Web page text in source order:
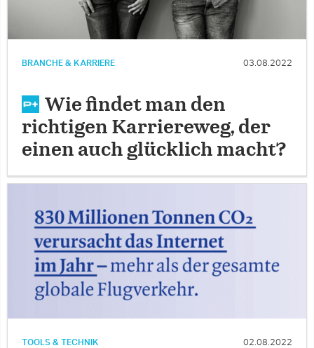
BRANCHE & KARRIERE 03.08.2022
Wie findet man den
richtigen Karriereweg, der
einen auch glücklich macht?
TOOLS & TECHNIK 02.08.2022